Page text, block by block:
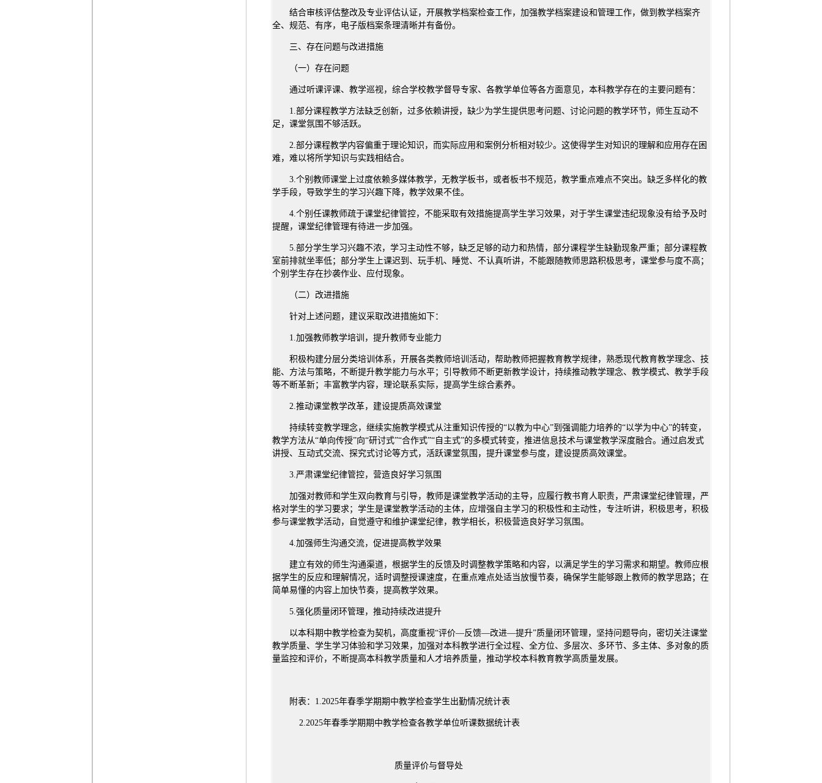
结合审核评估整改及专业评估认证，开展教学档案检查工作，加强教学档案建设和管理工作，做到教学档案齐
全、规范、有序，电子版档案条理清晰并有备份。
三、存在问题与改进措施
（一）存在问题
通过听课评课、教学巡视，综合学校教学督导专家、各教学单位等各方面意见，本科教学存在的主要问题有：
1.部分课程教学方法缺乏创新，过多依赖讲授，缺少为学生提供思考问题、讨论问题的教学环节，师生互动不
足，课堂氛围不够活跃。
2.部分课程教学内容偏重于理论知识，而实际应用和案例分析相对较少。这使得学生对知识的理解和应用存在困
难，难以将所学知识与实践相结合。
3.个别教师课堂上过度依赖多媒体教学，无教学板书，或者板书不规范，教学重点难点不突出。缺乏多样化的教
学手段，导致学生的学习兴趣下降，教学效果不佳。
4.个别任课教师疏于课堂纪律管控，不能采取有效措施提高学生学习效果，对于学生课堂违纪现象没有给予及时
提醒，课堂纪律管理有待进一步加强。
5.部分学生学习兴趣不浓，学习主动性不够，缺乏足够的动力和热情，部分课程学生缺勤现象严重；部分课程教
室前排就坐率低；部分学生上课迟到、玩手机、睡觉、不认真听讲，不能跟随教师思路积极思考，课堂参与度不高；
个别学生存在抄袭作业、应付现象。
（二）改进措施
针对上述问题，建议采取改进措施如下：
1.加强教师教学培训，提升教师专业能力
积极构建分层分类培训体系，开展各类教师培训活动，帮助教师把握教育教学规律，熟悉现代教育教学理念、技
能、方法与策略，不断提升教学能力与水平；引导教师不断更新教学设计，持续推动教学理念、教学模式、教学手段
等不断革新；丰富教学内容，理论联系实际，提高学生综合素养。
2.推动课堂教学改革，建设提质高效课堂
持续转变教学理念，继续实施教学模式从注重知识传授的“以教为中心”到强调能力培养的“以学为中心”的转变，
教学方法从“单向传授”向“研讨式”“合作式”“自主式”的多模式转变，推进信息技术与课堂教学深度融合。通过启发式
讲授、互动式交流、探究式讨论等方式，活跃课堂氛围，提升课堂参与度，建设提质高效课堂。
3.严肃课堂纪律管控，营造良好学习氛围
加强对教师和学生双向教育与引导，教师是课堂教学活动的主导，应履行教书育人职责，严肃课堂纪律管理，严
格对学生的学习要求；学生是课堂教学活动的主体，应增强自主学习的积极性和主动性，专注听讲，积极思考，积极
参与课堂教学活动，自觉遵守和维护课堂纪律，教学相长，积极营造良好学习氛围。
4.加强师生沟通交流，促进提高教学效果
建立有效的师生沟通渠道，根据学生的反馈及时调整教学策略和内容，以满足学生的学习需求和期望。教师应根
据学生的反应和理解情况，适时调整授课速度，在重点难点处适当放慢节奏，确保学生能够跟上教师的教学思路；在
简单易懂的内容上加快节奏，提高教学效果。
5.强化质量闭环管理，推动持续改进提升
以本科期中教学检查为契机，高度重视“评价—反馈—改进—提升”质量闭环管理，坚持问题导向，密切关注课堂
教学质量、学生学习体验和学习效果，加强对本科教学进行全过程、全方位、多层次、多环节、多主体、多对象的质
量监控和评价，不断提高本科教学质量和人才培养质量，推动学校本科教育教学高质量发展。
附表：1.2025年春季学期期中教学检查学生出勤情况统计表
2.2025年春季学期期中教学检查各教学单位听课数据统计表
质量评价与督导处